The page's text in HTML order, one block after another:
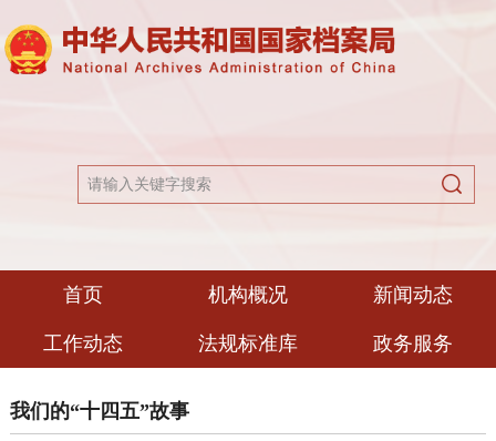
首页 机构概况 新闻动态
工作动态 法规标准库 政务服务
我们的“十四五”故事